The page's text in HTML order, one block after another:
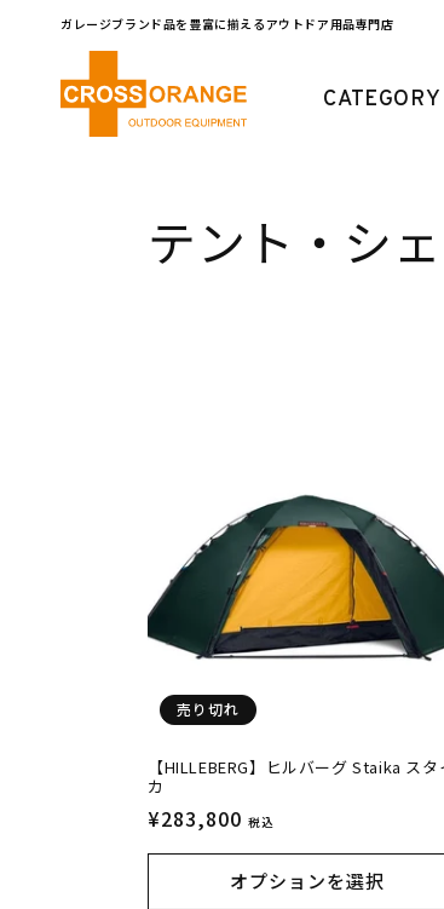
ンツに
ガレージブランド品を豊富に揃えるアウトドア用品専門店
CATEGORY
コ
ン
:
テント・シ
売り切れ
【HILLEBERG】ヒルバーグ Staika スタ
カ
通
常
¥283,800 税込
オプションを選択